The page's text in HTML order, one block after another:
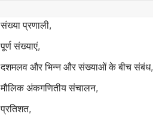
संख्या प्रणाली,
पूर्ण संख्याएं,
दशमलव और भिन्न और संख्याओं के बीच संबंध,
मौलिक अंकगणितीय संचालन,
प्रतिशत,